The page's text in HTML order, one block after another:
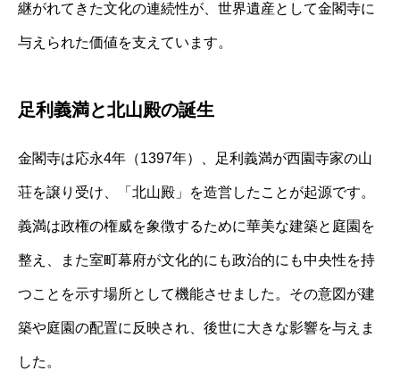
継がれてきた文化の連続性が、世界遺産として金閣寺に
与えられた価値を支えています。
足利義満と北山殿の誕生
金閣寺は応永4年（1397年）、足利義満が西園寺家の山
荘を譲り受け、「北山殿」を造営したことが起源です。
義満は政権の権威を象徴するために華美な建築と庭園を
整え、また室町幕府が文化的にも政治的にも中央性を持
つことを示す場所として機能させました。その意図が建
築や庭園の配置に反映され、後世に大きな影響を与えま
した。